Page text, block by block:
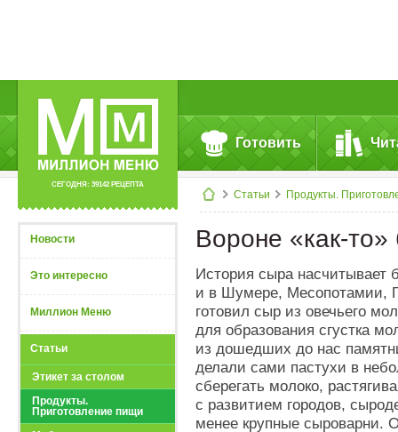
СЕГОДНЯ: 39142 РЕЦЕПТА
Готовить
Статьи Продукты.
Новости
Это интересно
Миллион Меню
Статьи
Этикет за столом
Продукты.
Приготовление пищи
Вороне «как-
История сыра насчитывает
и в Шумере, Месопотамии,
готовил сыр из овечьего
для образования сгустка
из дошедших до нас
делали сами пастухи в
сберегать молоко,
с развитием городов,
менее крупные сыроварни.